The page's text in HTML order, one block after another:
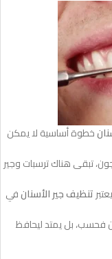
خطوة أساسية لا يمكن
تبقى هناك ترسبات وجير
تنظيف جير الأسنانفي
فحسب، بل يمتد ليحافظ